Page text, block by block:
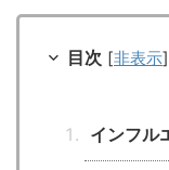
目次 [非表示]
インフル